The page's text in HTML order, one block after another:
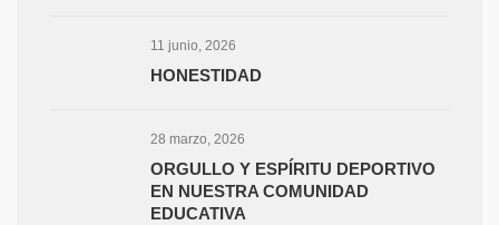
11 junio, 2026
HONESTIDAD
28 marzo, 2026
ORGULLO Y ESPÍRITU DEPORTIVO
EN NUESTRA COMUNIDAD
EDUCATIVA